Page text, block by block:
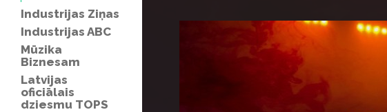
Industrijas Ziņas
Industrijas ABC
Mūzika
Biznesam
Latvijas
oficiālais
dziesmu TOPS